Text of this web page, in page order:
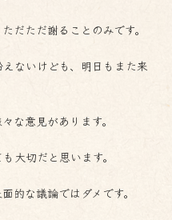
だただ謝ることのみです。
ないけども、明日もまた来
な意見があります。
大切だと思います。
的な議論ではダメです。